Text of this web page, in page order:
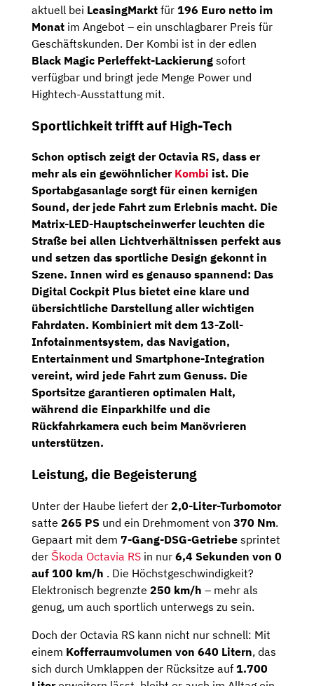
aktuell bei LeasingMarkt für 196 Euro netto im
Monat im Angebot – ein unschlagbarer Preis für
Geschäftskunden. Der Kombi ist in der edlen
Black Magic Perleffekt-Lackierung sofort
verfügbar und bringt jede Menge Power und
Hightech-Ausstattung mit.
Sportlichkeit trifft auf High-Tech
Schon optisch zeigt der Octavia RS, dass er
mehr als ein gewöhnlicher Kombi ist. Die
Sportabgasanlage sorgt für einen kernigen
Sound, der jede Fahrt zum Erlebnis macht. Die
Matrix-LED-Hauptscheinwerferleuchten die
Straße bei allen Lichtverhältnissen perfekt aus
und setzen das sportliche Design gekonnt in
Szene. Innen wird es genauso spannend: Das
Digital Cockpit Plus bietet eine klare und
übersichtliche Darstellung aller wichtigen
Fahrdaten. Kombiniert mit dem 13-Zoll-
Infotainmentsystem, das Navigation,
Entertainment und Smartphone-Integration
vereint, wird jede Fahrt zum Genuss. Die
Sportsitze garantieren optimalen Halt,
während die Einparkhilfe und die
Rückfahrkamera euch beim Manövrieren
unterstützen.
Leistung, die Begeisterung
Unter der Haube liefert der 2,0-Liter-Turbomotor
satte 265 PS und ein Drehmoment von 370 Nm.
Gepaart mit dem 7-Gang-DSG-Getriebe sprintet
der Škoda Octavia RS in nur 6,4 Sekunden von 0
auf 100 km/h . Die Höchstgeschwindigkeit?
Elektronisch begrenzte 250 km/h – mehr als
genug, um auch sportlich unterwegs zu sein.
Doch der Octavia RS kann nicht nur schnell: Mit
einem Kofferraumvolumen von 640 Litern, das
sich durch Umklappen der Rücksitze auf 1.700